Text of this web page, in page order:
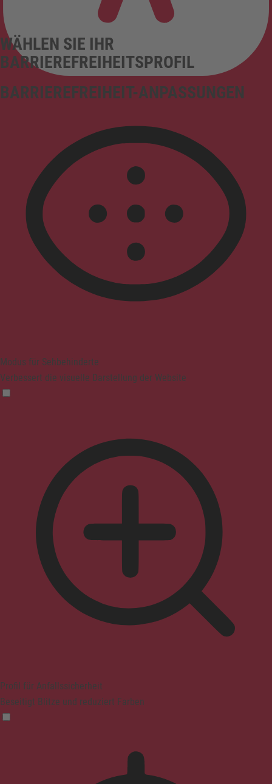
BARRIEREFREIHEIT-ANPASSUNGEN
WÄHLEN SIE IHR
BARRIEREFREIHEITSPROFIL
Modus für Sehbehinderte
Verbessert die visuelle Darstellung der Website
Profil für Anfallssicherheit
Beseitigt Blitze und reduziert Farben